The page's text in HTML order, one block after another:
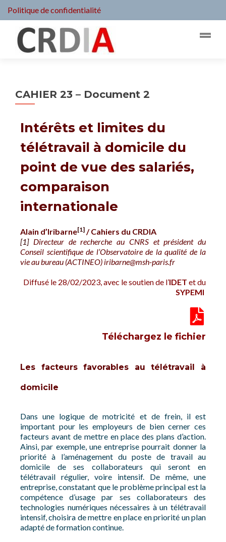
Politique de confidentialité
CAHIER 23 – Document 2
Intérêts et limites du
télétravail à domicile du
point de vue des salariés,
comparaison
internationale
Alain d’Iribarne[1] /Cahiers du CRDIA
[1]Directeur de recherche au CNRS et président du
Conseil scientifique de l’Observatoire de la qualité de la
vie au bureau (ACTINEO) iribarne@msh-paris.fr
Diffusé le 28/02/2023, avec le soutien de l’IDET et du
SYPEMI
Téléchargez le fichier
Les facteurs favorables au télétravail à
domicile
Dans une logique de motricité et de frein, il est
important pour les employeurs de bien cerner ces
facteurs avant de mettre en place des plans d’action.
Ainsi, par exemple, une entreprise pourrait donner la
priorité à l’aménagement du poste de travail au
domicile de ses collaborateurs qui seront en
télétravail régulier, voire intensif. De même, une
entreprise, constatant que le problème principal est la
compétence d’usage par ses collaborateurs des
technologies numériques nécessaires à un télétravail
intensif, choisira de mettre en place en priorité un plan
adapté de formation continue.